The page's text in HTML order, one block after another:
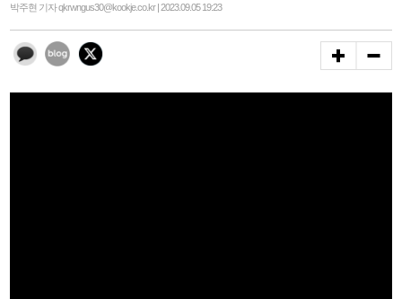
박주현 기자 qkrwngus30@kookje.co.kr | 2023.09.05 19:23